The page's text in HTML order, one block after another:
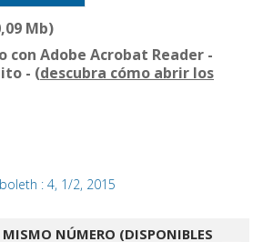
Mb)
con Adobe Acrobat Reader -
- (descubra cómo abrir los
: 4, 1/2, 2015
MISMO NÚMERO (DISPONIBLES